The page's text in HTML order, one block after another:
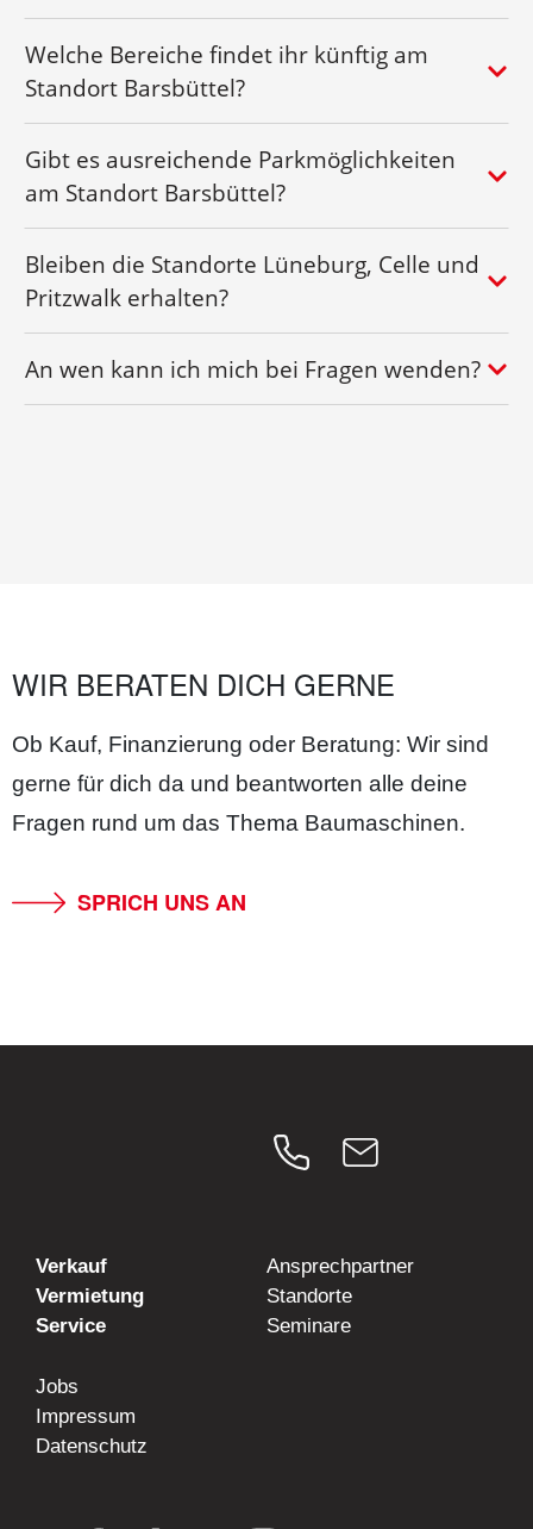
Welche Bereiche findet ihr künftig am
Standort Barsbüttel?
Gibt es ausreichende Parkmöglichkeiten
am Standort Barsbüttel?
Bleiben die Standorte Lüneburg, Celle und
Pritzwalk erhalten?
An wen kann ich mich bei Fragen wenden?
WIR BERATEN DICH GERNE
Ob Kauf, Finanzierung oder Beratung: Wir sind
gerne für dich da und beantworten alle deine
Fragen rund um das Thema Baumaschinen.
SPRICH UNS AN
Verkauf
Vermietung
Service
Ansprechpartner
Standorte
Seminare
Jobs
Impressum
Datenschutz